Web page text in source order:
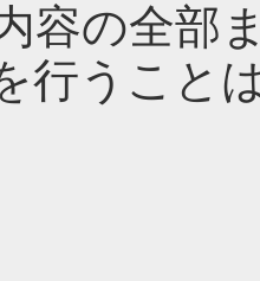
容の全部
行うこと